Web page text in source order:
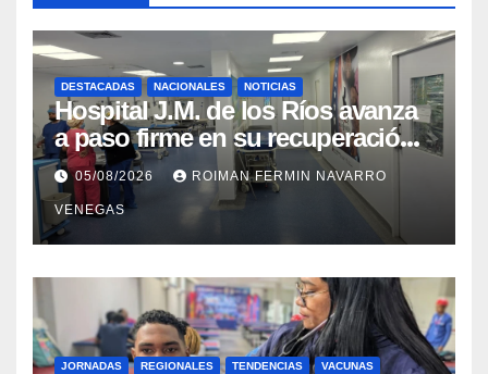
DESTACADAS NACIONALES NOTICIAS
Hospital J.M. de los Ríos avanza
a paso firme en su recuperación
tras los recientes eventos
sísmicos
05/08/2026 ROIMAN FERMIN NAVARRO
VENEGAS
JORNADAS REGIONALES TENDENCIAS VACUNAS